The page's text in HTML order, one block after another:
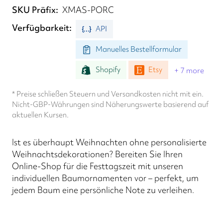
SKU Präfix XMAS-PORC
Verfügbarkeit
API
Manuelles Bestellformular
Shopify Etsy + 7 more
* Preise schließen Steuern und Versandkosten nicht mit ein.
Nicht-GBP-Währungen sind Näherungswerte basierend auf
aktuellen Kursen.
Ist es überhaupt Weihnachten ohne personalisierte
Weihnachtsdekorationen? Bereiten Sie Ihren
Online-Shop für die Festtagszeit mit unseren
individuellen Baumornamenten vor – perfekt, um
jedem Baum eine persönliche Note zu verleihen.